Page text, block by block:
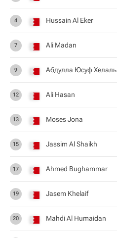
4 Hussain Al Eker
7 Ali Madan
9 Абдулла Юсуф Хелаль
12 Ali Hasan
13 Moses Jona
15 Jassim Al Shaikh
17 Ahmed Bughammar
19 Jasem Khelaif
20 Mahdi Al Humaidan